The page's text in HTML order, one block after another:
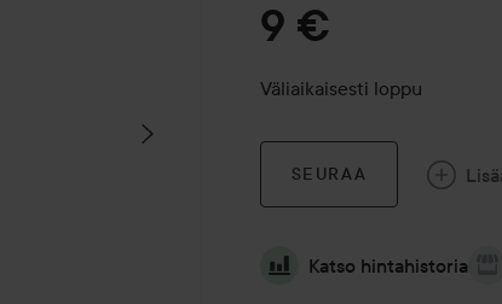
9 €
Väliaikaisesti loppu
SEURAA
Katso hintahistoria